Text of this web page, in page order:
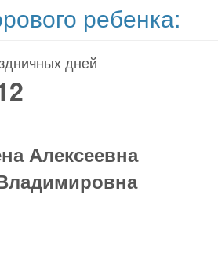
ребенка:
дней
Алексеевна